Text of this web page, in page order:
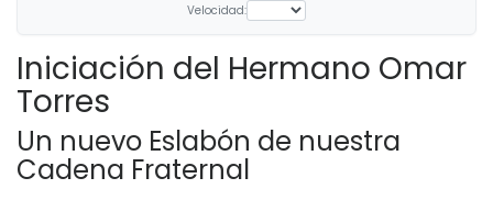
Velocidad:
Iniciación del Hermano Omar
Torres
Un nuevo Eslabón de nuestra
Cadena Fraternal